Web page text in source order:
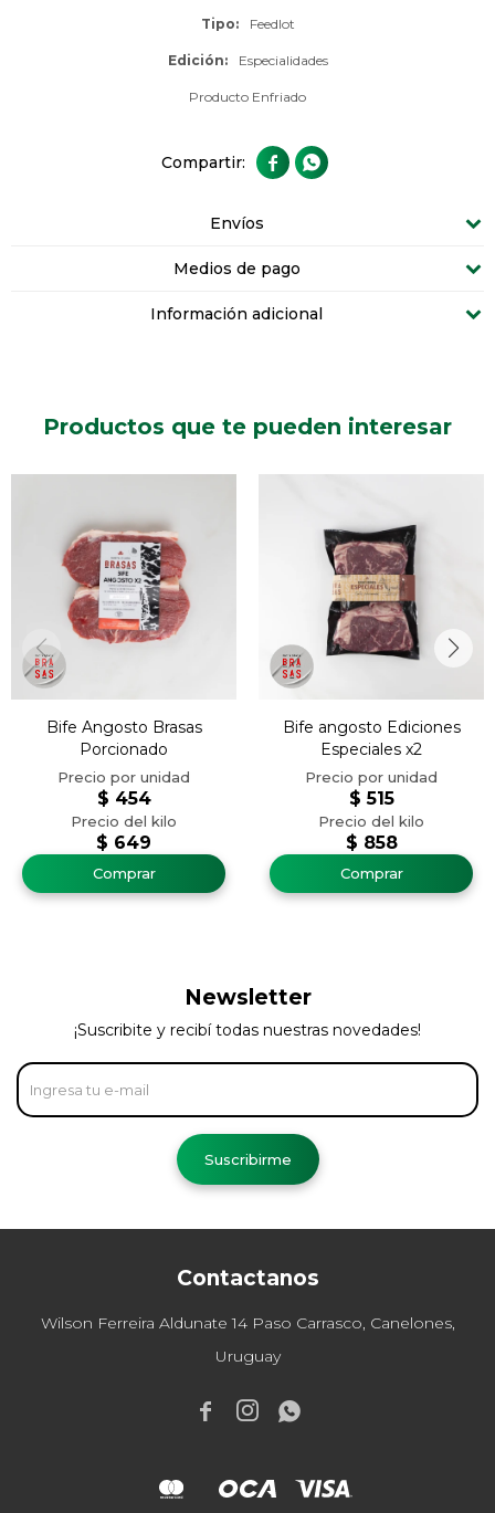
Tipo Feedlot
Edición Especialidades
Producto Enfriado
 
Envíos
Medios de pago
Información adicional
Productos que te pueden interesar
Bife Angosto Brasas
Porcionado
$ 649
$ 454
Bife angosto Ediciones
Especiales x2
$ 858
$ 515
Contactanos
Wilson Ferreira Aldunate 14 Paso Carrasco, Canelones,
Uruguay
  
Newsletter
¡Suscribite y recibí todas nuestras novedades!
Suscribirme